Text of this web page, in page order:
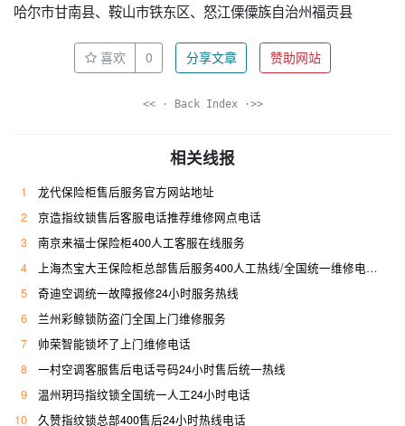
哈尔市甘南县、鞍山市铁东区、怒江傈僳族自治州福贡县
喜欢 0 分享文章 赞助网站
<< · Back Index ·>>
相关线报
1
龙代保险柜售后服务官方网站地址
2
京造指纹锁售后客服电话推荐维修网点电话
3
南京来福士保险柜400人工客服在线服务
4
上海杰宝大王保险柜总部售后服务400人工热线/全国统一维修电话是多少
5
奇迪空调统一故障报修24小时服务热线
6
兰州彩鲸锁防盗门全国上门维修服务
7
帅荣智能锁坏了上门维修电话
8
一村空调客服售后电话号码24小时售后统一热线
9
温州玥玛指纹锁全国统一人工24小时电话
10
久赞指纹锁总部400售后24小时热线电话